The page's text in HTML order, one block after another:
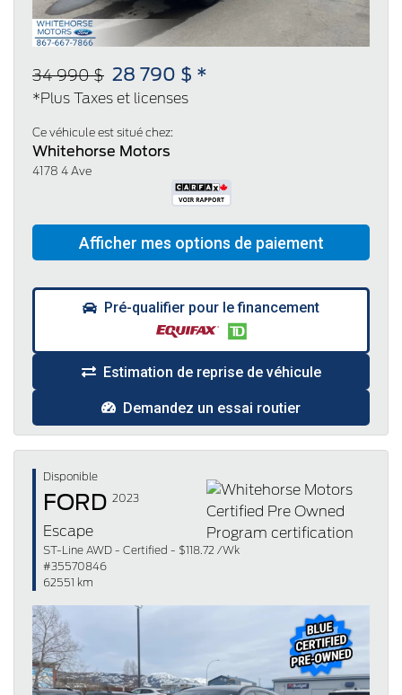
34 990 $ 28 790 $ *
*Plus Taxes et licenses
Ce véhicule est situé chez:
Whitehorse Motors
4178 4 Ave
Pré-qualifier pour le financement
Estimation de reprise de véhicule
Demandez un essai routier
Disponible
FORD 2023
Escape
ST-Line AWD - Certified - $118.72 /Wk
#35570846
62551 km